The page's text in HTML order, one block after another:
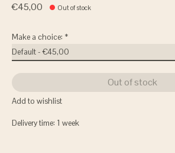
€45,00 Out of stock
Make a choice: *
Out of stock
Add to wishlist
Delivery time: 1 week